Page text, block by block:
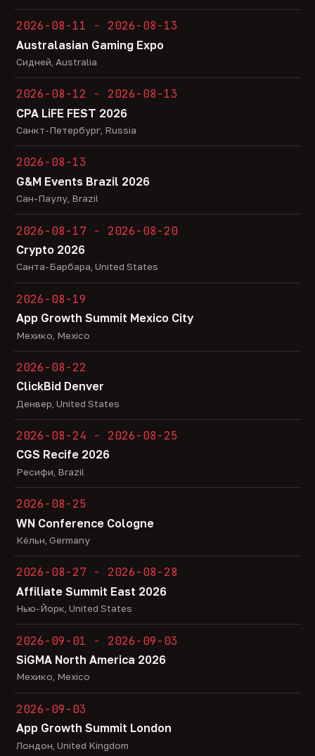
2026-08-11 - 2026-08-13
Australasian Gaming Expo
Сидней, Australia
2026-08-12 - 2026-08-13
CPA LiFE FEST 2026
Санкт-Петербург, Russia
2026-08-13
G&M Events Brazil 2026
Сан-Паулу, Brazil
2026-08-17 - 2026-08-20
Crypto 2026
Санта-Барбара, United States
2026-08-19
App Growth Summit Mexico City
Мехико, Mexico
2026-08-22
ClickBid Denver
Денвер, United States
2026-08-24 - 2026-08-25
CGS Recife 2026
Ресифи, Brazil
2026-08-25
WN Conference Cologne
Кёльн, Germany
2026-08-27 - 2026-08-28
Affiliate Summit East 2026
Нью-Йорк, United States
2026-09-01 - 2026-09-03
SiGMA North America 2026
Мехико, Mexico
2026-09-03
App Growth Summit London
Лондон, United Kingdom